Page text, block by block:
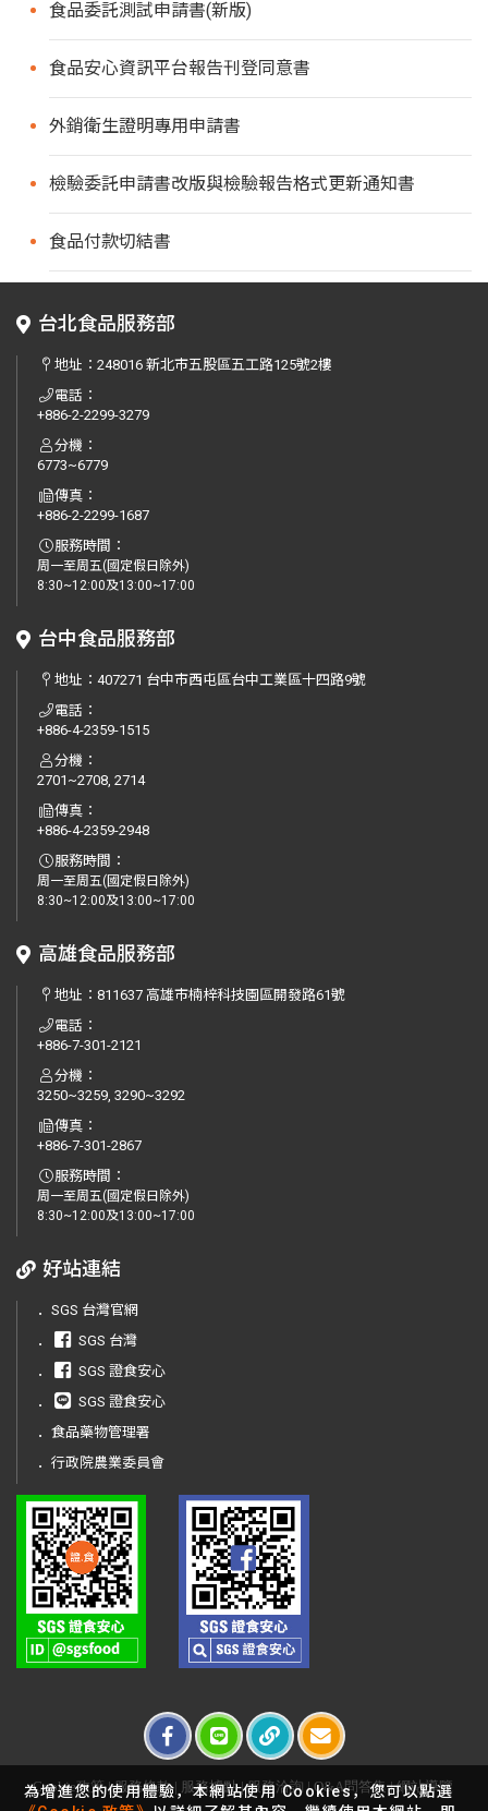
食品委託測試申請書(新版)
食品安心資訊平台報告刊登同意書
外銷衛生證明專用申請書
檢驗委託申請書改版與檢驗報告格式更新通知書
食品付款切結書
台北食品服務部
地址：248016 新北市五股區五工路125號2樓
電話：
+886-2-2299-3279
分機：
6773~6779
傳真：
+886-2-2299-1687
服務時間：
周一至周五(國定假日除外)
8:30~12:00及13:00~17:00
台中食品服務部
地址：407271 台中市西屯區台中工業區十四路9號
電話：
+886-4-2359-1515
分機：
2701~2708, 2714
傳真：
+886-4-2359-2948
服務時間：
周一至周五(國定假日除外)
8:30~12:00及13:00~17:00
高雄食品服務部
地址：811637 高雄市楠梓科技園區開發路61號
電話：
+886-7-301-2121
分機：
3250~3259, 3290~3292
傳真：
+886-7-301-2867
服務時間：
周一至周五(國定假日除外)
8:30~12:00及13:00~17:00
好站連結
． SGS 台灣官網
．
SGS 台灣
．
SGS 證食安心
．
SGS 證食安心
． 食品藥物管理署
． 行政院農業委員會
Cookie政策 |服務條款 | 服務據點 |服務洽詢 |Q&A問答集 |網站導覽
為增進您的使用體驗，本網站使用 Cookies，您可以點選